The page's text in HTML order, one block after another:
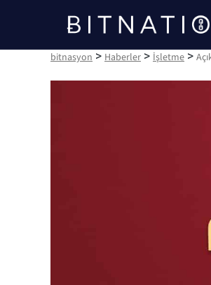
bitnasyon
bitnasyon > Haberler > İşletme >